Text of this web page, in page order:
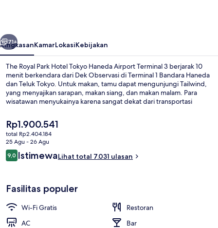
Haneda
Airport
Terminal
3
Berikutnya
71+
RingkasanKamarLokasiKebijakan
The Royal Park Hotel Tokyo Haneda Airport Terminal 3 berjarak 10
menit berkendara dari Dek Observasi di Terminal 1 Bandara Haneda
dan Teluk Tokyo. Untuk makan, tamu dapat mengunjungi Tailwind,
yang menyajikan sarapan, makan siang, dan makan malam. Para
wisatawan menyukainya karena sangat dekat dari transportasi
dan Stasiun Akhir Haneda Airport International hanya 10 menit.
Harga
saat
ini
Rp1.900.541
Rp1.900.541
total Rp2.404.184
25 Agu - 26 Agu
Ulasan
9,09,0 dari 10
IstimewaLihat total 7.031 ulasan
Fasilitas populer
Wi-Fi Gratis
Restoran
AC
Bar